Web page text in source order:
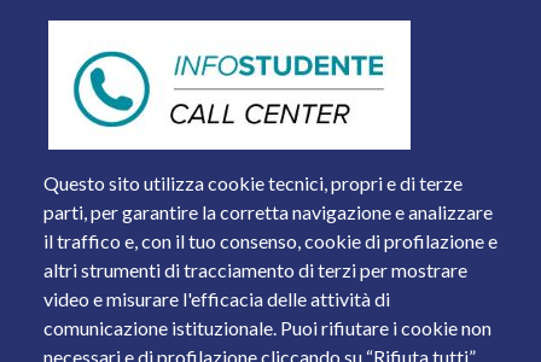
Questo sito utilizza cookie tecnici, propri e di terze
parti, per garantire la corretta navigazione e analizzare
il traffico e, con il tuo consenso, cookie di profilazione e
altri strumenti di tracciamento di terzi per mostrare
video e misurare l'efficacia delle attività di
comunicazione istituzionale. Puoi rifiutare i cookie non
necessari e di profilazione cliccando su “Rifiuta tutti”.